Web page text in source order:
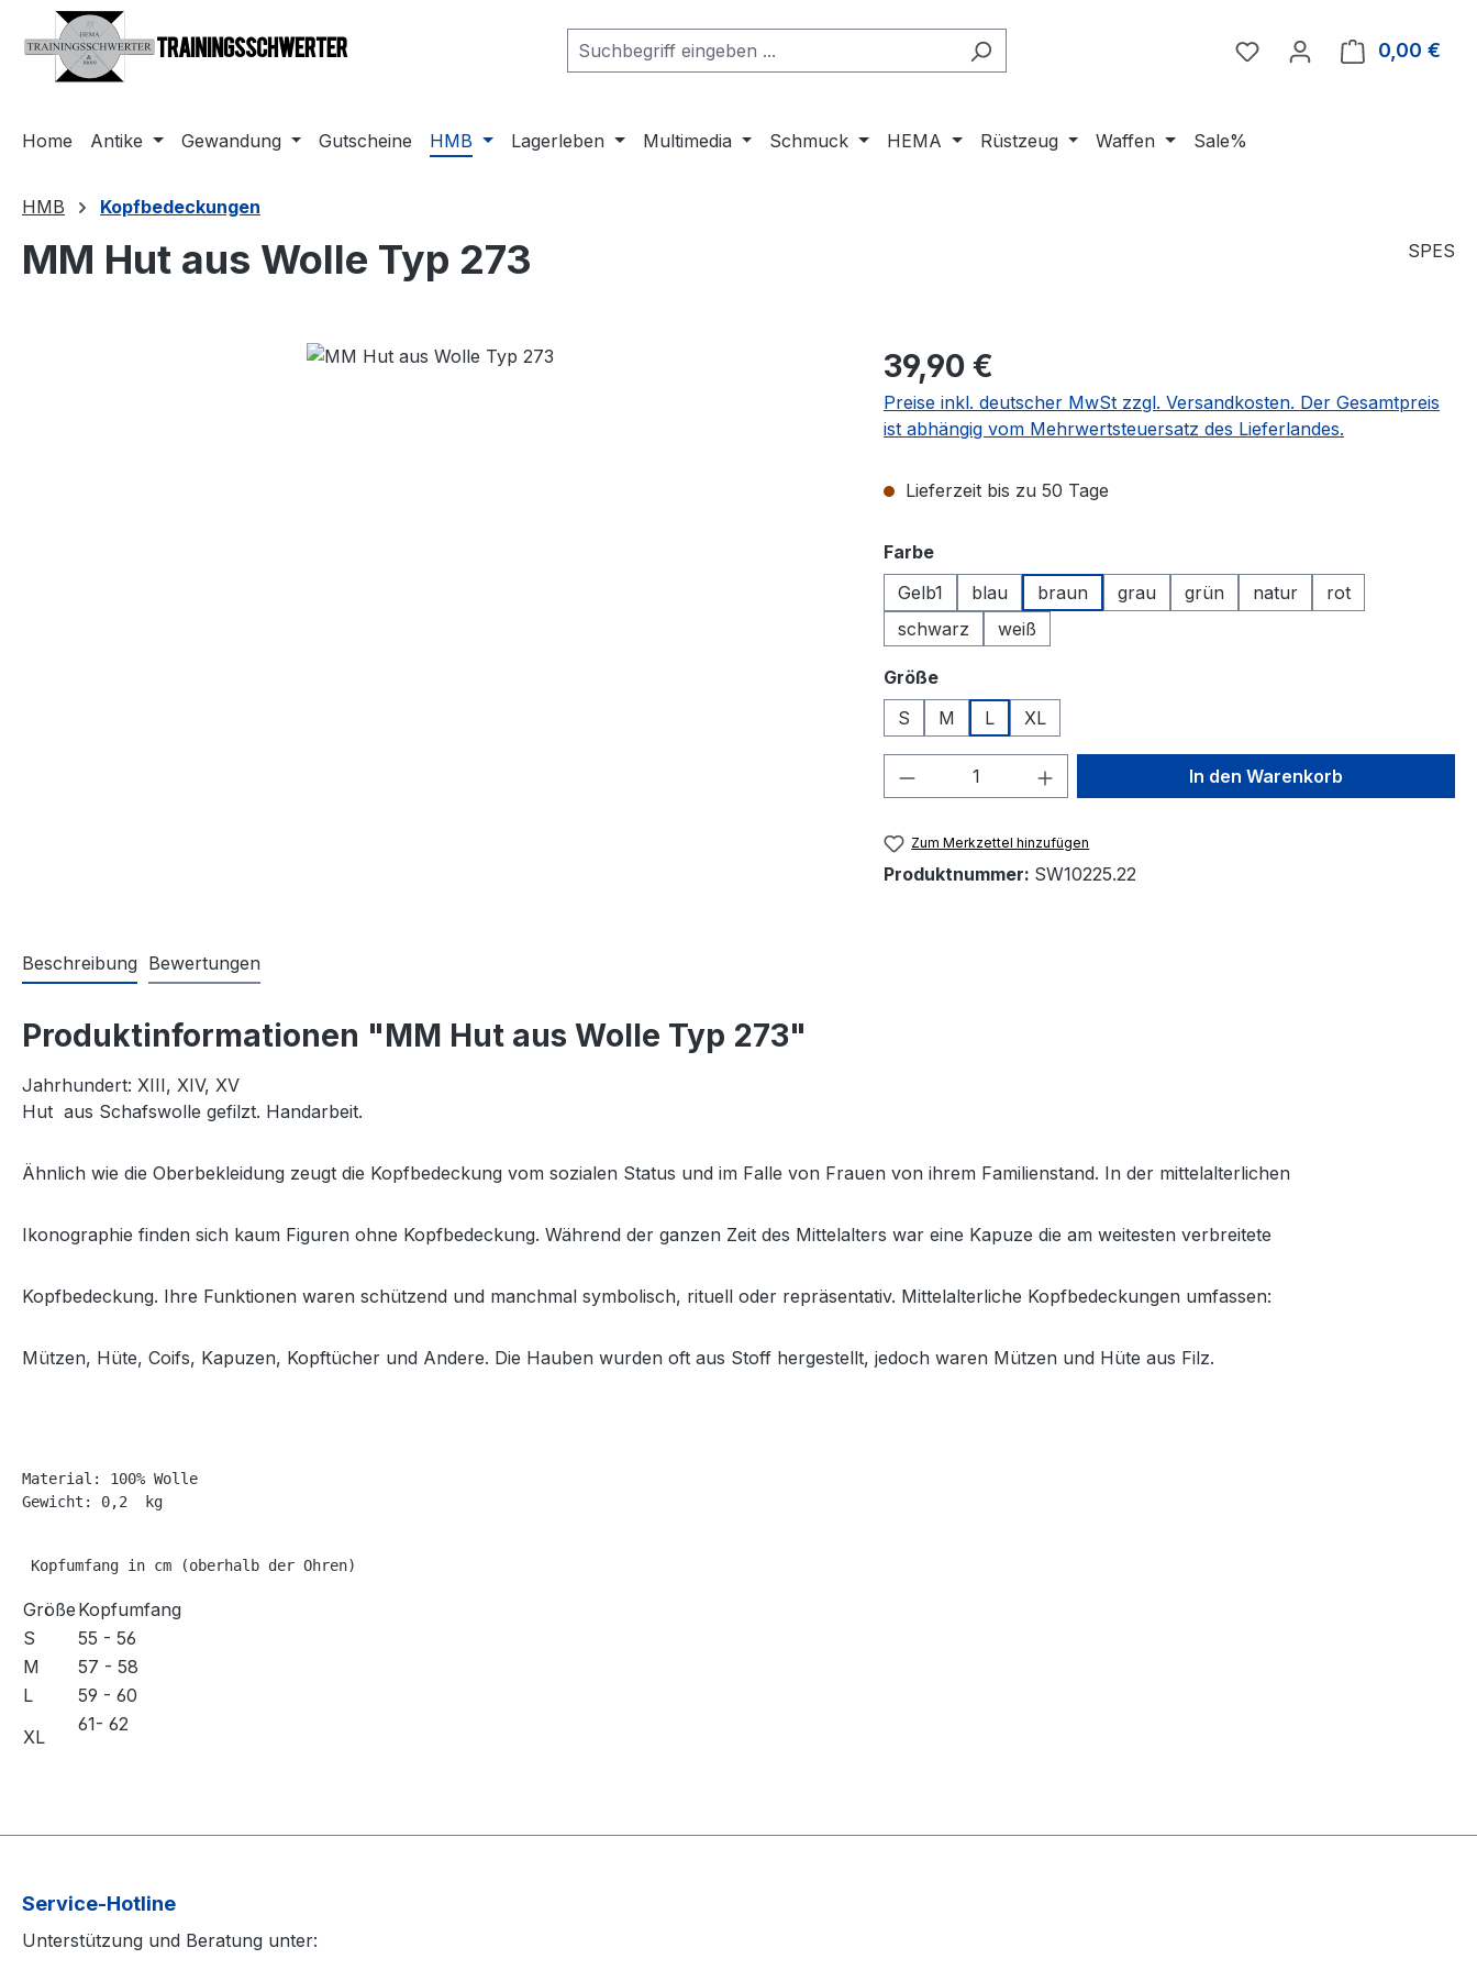
Hauptinhalt springen
Zur Suche springen
Zur Hauptnavigation springen
Du hast 0 Produkte auf
0,00 €
Home Antike Gewandung Gutscheine HMB Lagerleben Multimedia Schmuck HEMA Rüstzeug Waffen Sale%
HMB Kopfbedeckungen
MM Hut aus Wolle Typ 273 SPES
Regulärer Preis:
39,90 €
Preise inkl. deutscher MwSt zzgl. Versandkosten. Der Gesamtpreis
ist abhängig vom Mehrwertsteuersatz des Lieferlandes.
Lieferzeit bis zu 50 Tage
Farbeauswählen
Gelb1
blau braun grau grün natur
rot
schwarz
weiß
Größeauswählen
S
M L XL
Produkt Anzahl: Gib den gewünschten Wert
In den Warenkorb
Zum Merkzettel hinzufügen
Produktnummer: SW10225.22
Beschreibung Bewertungen
Produktinformationen "MM Hut aus Wolle Typ 273"
Jahrhundert: XIII, XIV, XV
Hut aus Schafswolle gefilzt. Handarbeit.
Ähnlich wie die Oberbekleidung zeugt die Kopfbedeckung vom sozialen Status und im Falle von Frauen von ihrem Familienstand. In der mittelalterlichen
Ikonographie finden sich kaum Figuren ohne Kopfbedeckung. Während der ganzen Zeit des Mittelalters war eine Kapuze die am weitesten verbreitete
Kopfbedeckung. Ihre Funktionen waren schützend und manchmal symbolisch, rituell oder repräsentativ. Mittelalterliche Kopfbedeckungen umfassen:
Mützen, Hüte, Coifs, Kapuzen, Kopftücher und Andere. Die Hauben wurden oft aus Stoff hergestellt, jedoch waren Mützen und Hüte aus Filz.
Material: 100% Wolle
Gewicht: 0,2  kg
Kopfumfang in cm (oberhalb der Ohren)
Größe Kopfumfang
S
55 - 56
M
57 - 58
L
59 - 60
XL
61- 62
Service-Hotline
Unterstützung und Beratung unter: